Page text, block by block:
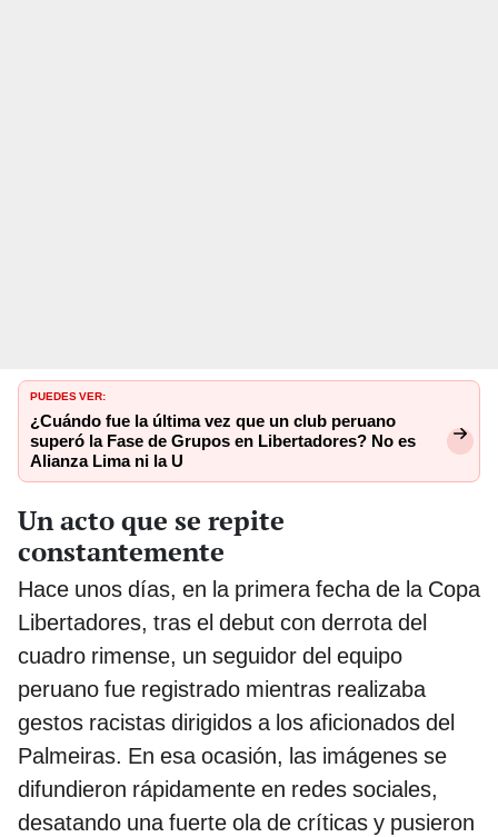
PUEDES VER:
¿Cuándo fue la última vez que un club peruano
superó la Fase de Grupos en Libertadores? No es
Alianza Lima ni la U
Un acto que se repite
constantemente
Hace unos días, en la primera fecha de la Copa
Libertadores, tras el debut con derrota del
cuadro rimense, un seguidor del equipo
peruano fue registrado mientras realizaba
gestos racistas dirigidos a los aficionados del
Palmeiras. En esa ocasión, las imágenes se
difundieron rápidamente en redes sociales,
desatando una fuerte ola de críticas y pusieron